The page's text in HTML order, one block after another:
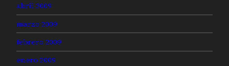
abril 2009
marzo 2009
febrero 2009
enero 2009